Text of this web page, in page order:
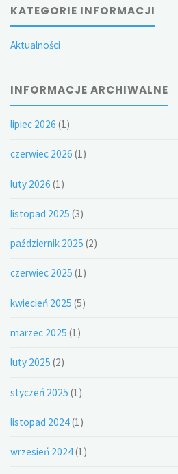
KATEGORIE INFORMACJI
Aktualności
INFORMACJE ARCHIWALNE
lipiec 2026 (1)
czerwiec 2026 (1)
luty 2026 (1)
listopad 2025 (3)
październik 2025 (2)
czerwiec 2025 (1)
kwiecień 2025 (5)
marzec 2025 (1)
luty 2025 (2)
styczeń 2025 (1)
listopad 2024(1)
wrzesień 2024(1)